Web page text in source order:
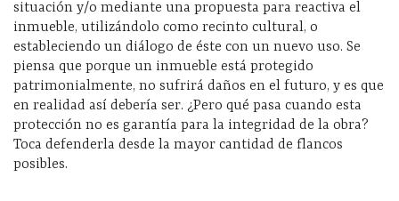
situación y/o mediante una propuesta para reactiva el
inmueble, utilizándolo como recinto cultural, o
estableciendo un diálogo de éste con un nuevo uso. Se
piensa que porque un inmueble está protegido
patrimonialmente, no sufrirá daños en el futuro, y es que
en realidad así debería ser. ¿Pero qué pasa cuando esta
protección no es garantía para la integridad de la obra?
Toca defenderla desde la mayor cantidad de flancos
posibles.